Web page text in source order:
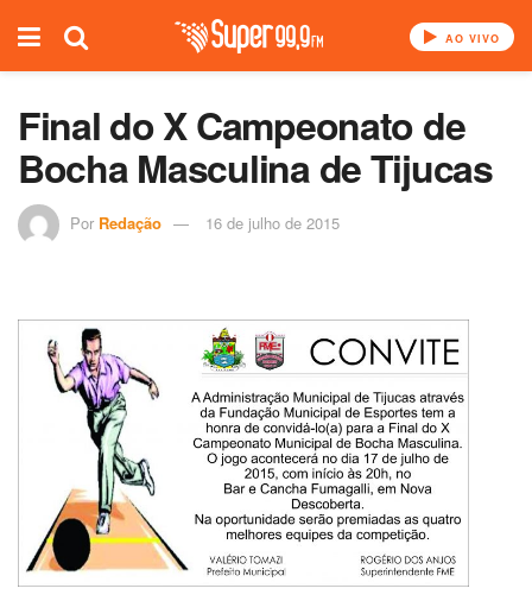
AO VIVO
Final do X Campeonato de
Bocha Masculina de Tijucas
Por Redação 16 de julho de 2015